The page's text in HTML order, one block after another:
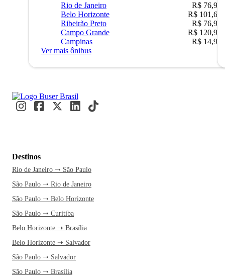
Rio de Janeiro
R$ 76,90
Belo Horizonte
R$ 101,67
Ribeirão Preto
R$ 76,90
Campo Grande
R$ 120,90
Campinas
R$ 14,90
Ver mais ônibus
Destinos
Rio de Janeiro ➝ São Paulo
São Paulo ➝ Rio de Janeiro
São Paulo ➝ Belo Horizonte
São Paulo ➝ Curitiba
Belo Horizonte ➝ Brasília
Belo Horizonte ➝ Salvador
São Paulo ➝ Salvador
São Paulo ➝ Brasília